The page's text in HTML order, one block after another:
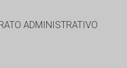
ADMINISTRATIVO